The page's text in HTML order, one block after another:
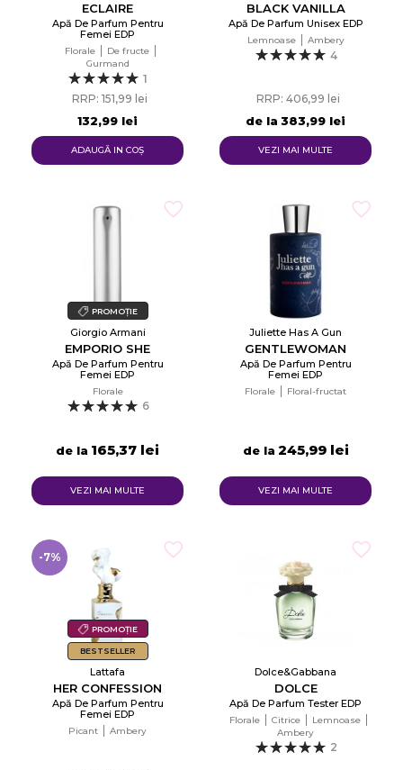
ECLAIRE
Apă De Parfum Pentru
Femei EDP
Florale
De fructe
Gurmand
1
RRP: 151,99 lei
132,99 lei
ADAUGĂ IN COŞ
BLACK VANILLA
Apă De Parfum Unisex EDP
Lemnoase Ambery
4
de la
RRP: 406,99 lei
383,99 lei
VEZI MAI MULTE
PROMOȚIE
Giorgio Armani
EMPORIO SHE
Apă De Parfum Pentru
Femei EDP
Florale
6
de la 165,37 lei
VEZI MAI MULTE
Juliette Has A Gun
GENTLEWOMAN
Apă De Parfum Pentru
Femei EDP
Florale Floral-fructat
de la 245,99 lei
VEZI MAI MULTE
PROMOȚIE
BESTSELLER
-7%
Lattafa
HER CONFESSION
Apă De Parfum Pentru
Femei EDP
Picant Ambery
Dolce&Gabbana
DOLCE
Apă De Parfum Tester EDP
Florale Citrice
Lemnoase
Ambery
2